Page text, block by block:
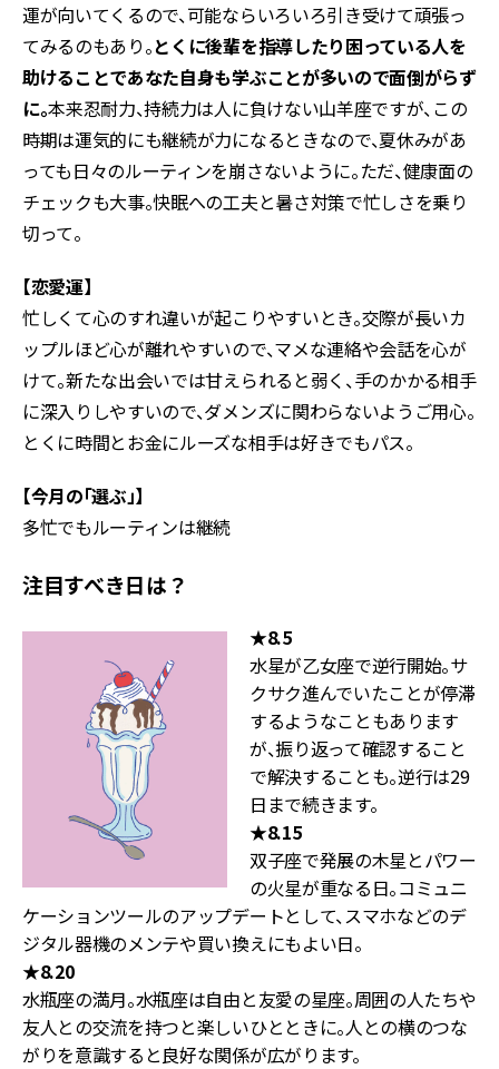
運が向いてくるので、可能ならいろいろ引き受けて頑張っ
てみるのもあり。とくに後輩を指導したり困っている人を
助けることであなた自身も学ぶことが多いので面倒がらず
に。本来忍耐力、持続力は人に負けない山羊座ですが、この
時期は運気的にも継続が力になるときなので、夏休みがあ
っても日々のルーティンを崩さないように。ただ、健康面の
チェックも大事。快眠への工夫と暑さ対策で忙しさを乗り
切って。
【恋愛運】
忙しくて心のすれ違いが起こりやすいとき。交際が長いカ
ップルほど心が離れやすいので、マメな連絡や会話を心が
けて。新たな出会いでは甘えられると弱く、手のかかる相手
に深入りしやすいので、ダメンズに関わらないようご用心。
とくに時間とお金にルーズな相手は好きでもパス。
【今月の「選ぶ」】
多忙でもルーティンは継続
注目すべき日は？
★8.5
水星が乙女座で逆行開始。サ
クサク進んでいたことが停滞
するようなこともあります
が、振り返って確認すること
で解決することも。逆行は29
日まで続きます。
★8.15
双子座で発展の木星とパワー
の火星が重なる日。コミュニ
ケーションツールのアップデートとして、スマホなどのデ
ジタル器機のメンテや買い換えにもよい日。
★8.20
水瓶座の満月。水瓶座は自由と友愛の星座。周囲の人たちや
友人との交流を持つと楽しいひとときに。人との横のつな
がりを意識すると良好な関係が広がります。